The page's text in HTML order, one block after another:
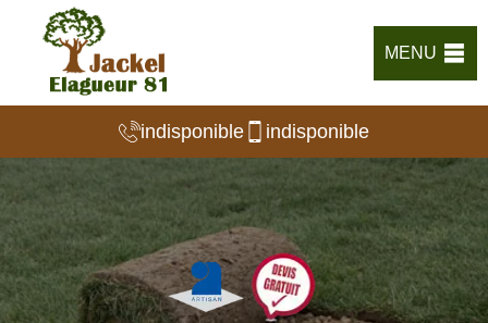
MENU
indisponible indisponible